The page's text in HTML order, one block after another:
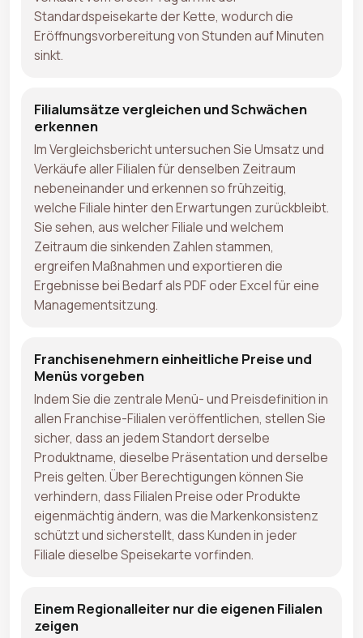
Standardspeisekarte der Kette, wodurch die
Eröffnungsvorbereitung von Stunden auf Minuten
sinkt.
Filialumsätze vergleichen und Schwächen
erkennen
Im Vergleichsbericht untersuchen Sie Umsatz und
Verkäufe aller Filialen für denselben Zeitraum
nebeneinander und erkennen so frühzeitig,
welche Filiale hinter den Erwartungen zurückbleibt.
Sie sehen, aus welcher Filiale und welchem
Zeitraum die sinkenden Zahlen stammen,
ergreifen Maßnahmen und exportieren die
Ergebnisse bei Bedarf als PDF oder Excel für eine
Managementsitzung.
Franchisenehmern einheitliche Preise und
Menüs vorgeben
Indem Sie die zentrale Menü- und Preisdefinition in
allen Franchise-Filialen veröffentlichen, stellen Sie
sicher, dass an jedem Standort derselbe
Produktname, dieselbe Präsentation und derselbe
Preis gelten. Über Berechtigungen können Sie
verhindern, dass Filialen Preise oder Produkte
eigenmächtig ändern, was die Markenkonsistenz
schützt und sicherstellt, dass Kunden in jeder
Filiale dieselbe Speisekarte vorfinden.
Einem Regionalleiter nur die eigenen Filialen
zeigen